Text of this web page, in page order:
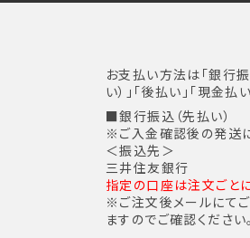
お支払い方法は「銀行振
い）」「後払い」「現金払
■銀行振込（先払い）
※ご入金確認後の発送に
＜振込先＞
三井住友銀行
指定の口座は注文ごと
※ご注文後メールにて
ますのでご確認ください。